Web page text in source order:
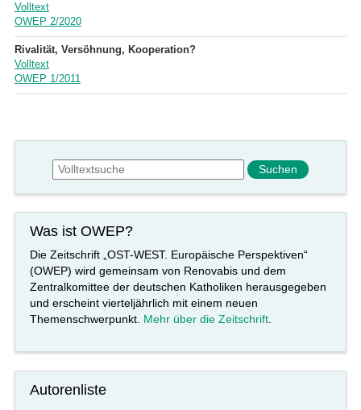
Volltext
OWEP 2/2020
Rivalität, Versöhnung, Kooperation?
Volltext
OWEP 1/2011
Suchformular
Suche
Was ist OWEP?
Die Zeitschrift „OST-WEST. Europäische Perspektiven“
(OWEP) wird gemeinsam von Renovabis und dem
Zentralkomittee der deutschen Katholiken herausgegeben
und erscheint vierteljährlich mit einem neuen
Themenschwerpunkt. Mehr über die Zeitschrift
Autorenliste